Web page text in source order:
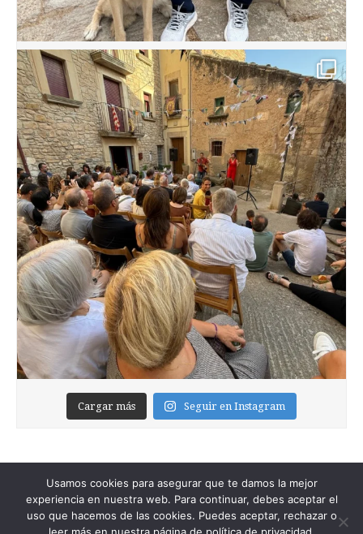
Cargar más Seguir en Instagram
Usamos cookies para asegurar que te damos la mejor
experiencia en nuestra web. Para continuar, debes aceptar el
uso que hacemos de las cookies. Puedes aceptar, rechazar o